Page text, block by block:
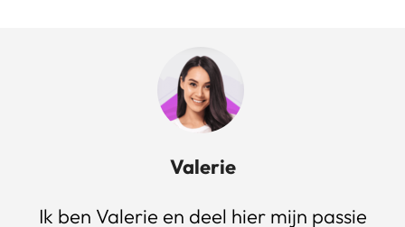
Valerie
Ik ben Valerie en deel hier mijn passie